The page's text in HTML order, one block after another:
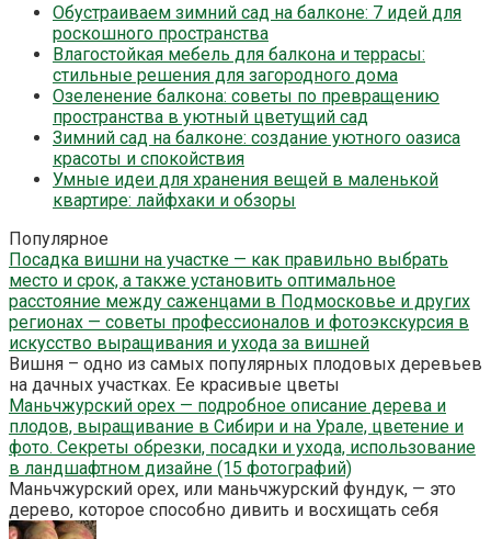
Обустраиваем зимний сад на балконе: 7 идей для
роскошного пространства
Влагостойкая мебель для балкона и террасы:
стильные решения для загородного дома
Озеленение балкона: советы по превращению
пространства в уютный цветущий сад
Зимний сад на балконе: создание уютного оазиса
красоты и спокойствия
Умные идеи для хранения вещей в маленькой
квартире: лайфхаки и обзоры
Популярное
Посадка вишни на участке — как правильно выбрать
место и срок, а также установить оптимальное
расстояние между саженцами в Подмосковье и других
регионах — советы профессионалов и фотоэкскурсия в
искусство выращивания и ухода за вишней
Вишня – одно из самых популярных плодовых деревьев
на дачных участках. Ее красивые цветы
Маньчжурский орех — подробное описание дерева и
плодов, выращивание в Сибири и на Урале, цветение и
фото. Секреты обрезки, посадки и ухода, использование
в ландшафтном дизайне (15 фотографий)
Маньчжурский орех, или маньчжурский фундук, — это
дерево, которое способно дивить и восхищать себя